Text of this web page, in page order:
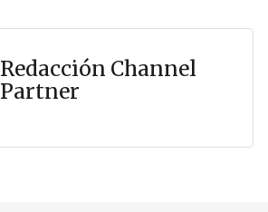
Redacción Channel
Partner